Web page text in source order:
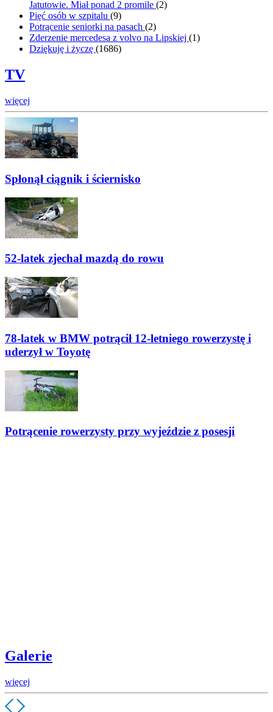
Jatutowie. Miał ponad 2 promile (2)
Pięć osób w szpitalu (9)
Potrącenie seniorki na pasach (2)
Zderzenie mercedesa z volvo na Lipskiej (1)
Dziękuję i życzę (1686)
TV
więcej
Spłonął ciągnik i ściernisko
52-latek zjechał mazdą do rowu
78-latek w BMW potrącił 12-letniego rowerzystę i
uderzył w Toyotę
Potrącenie rowerzysty przy wyjeździe z posesji
Galerie
więcej